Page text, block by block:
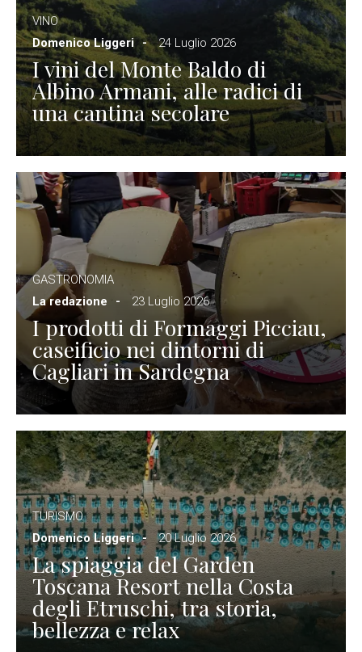
VINO
Domenico Liggeri
24 Luglio 2026
I vini del Monte Baldo di
Albino Armani, alle radici di
una cantina secolare
GASTRONOMIA
La redazione
23 Luglio 2026
I prodotti di Formaggi Picciau,
caseificio nei dintorni di
Cagliari in Sardegna
TURISMO
Domenico Liggeri
20 Luglio 2026
La spiaggia del Garden
Toscana Resort nella Costa
degli Etruschi, tra storia,
bellezza e relax